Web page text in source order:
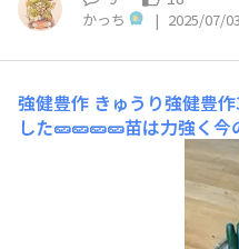
かっち | 2025/07/03
強健豊作 きゅうり強健豊
した🥒🥒🥒🥒苗は力強く